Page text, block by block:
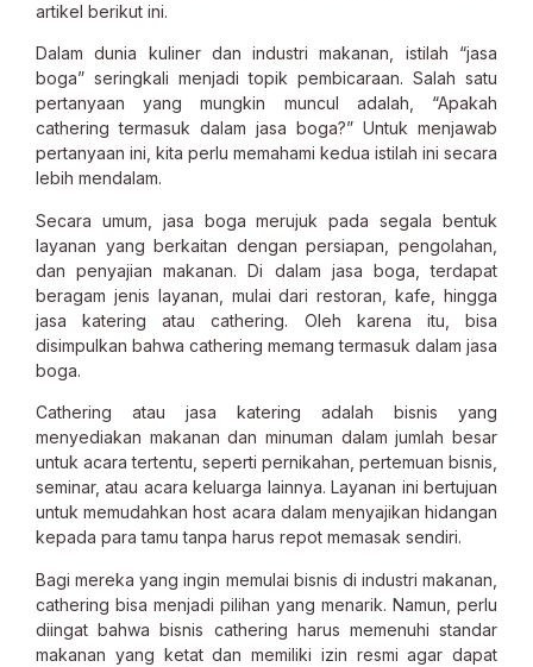
artikel berikut ini.
Dalam dunia kuliner dan industri makanan, istilah “jasa
boga” seringkali menjadi topik pembicaraan. Salah satu
pertanyaan yang mungkin muncul adalah, “Apakah
cathering termasuk dalam jasa boga?” Untuk menjawab
pertanyaan ini, kita perlu memahami kedua istilah ini secara
lebih mendalam.
Secara umum, jasa boga merujuk pada segala bentuk
layanan yang berkaitan dengan persiapan, pengolahan,
dan penyajian makanan. Di dalam jasa boga, terdapat
beragam jenis layanan, mulai dari restoran, kafe, hingga
jasa katering atau cathering. Oleh karena itu, bisa
disimpulkan bahwa cathering memang termasuk dalam jasa
boga.
Cathering atau jasa katering adalah bisnis yang
menyediakan makanan dan minuman dalam jumlah besar
untuk acara tertentu, seperti pernikahan, pertemuan bisnis,
seminar, atau acara keluarga lainnya. Layanan ini bertujuan
untuk memudahkan host acara dalam menyajikan hidangan
kepada para tamu tanpa harus repot memasak sendiri.
Bagi mereka yang ingin memulai bisnis di industri makanan,
cathering bisa menjadi pilihan yang menarik. Namun, perlu
diingat bahwa bisnis cathering harus memenuhi standar
makanan yang ketat dan memiliki izin resmi agar dapat